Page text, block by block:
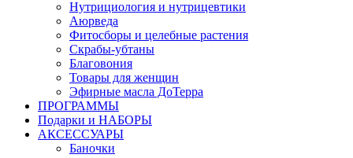
Нутрициология и нутрицевтики
Аюрведа
Фитосборы и целебные растения
Скрабы-убтаны
Благовония
Товары для женщин
Эфирные масла ДоТерра
ПРОГРАММЫ
Подарки и НАБОРЫ
АКСЕССУАРЫ
Баночки